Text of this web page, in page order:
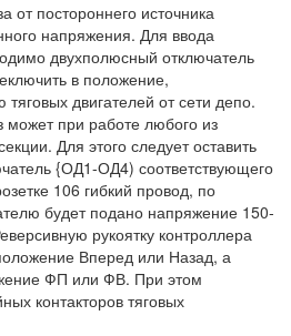
от постороннего источника
напряжения. Для ввода
двухполюсный отключатель
в положение,
двигателей от сети депо.
может при работе любого из
Для этого следует оставить
{ОД1-ОД4) соответствующего
106 гибкий провод, по
будет подано напряжение 150-
рукоятку контроллера
Вперед или Назад, а
ФП или ФВ. При этом
контакторов тяговых